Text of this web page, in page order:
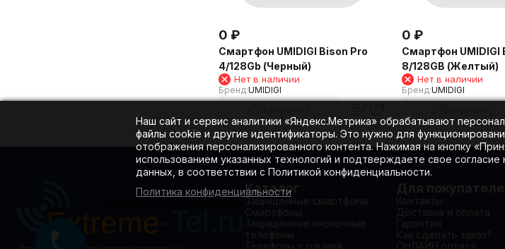
0 ₽
Смартфон UMIDIGI Bison Pro
4/128Gb (Черный)
Нет в наличии
Бренд:UMIDIGI
0 ₽
Смартфон UMIDIGI
8/128GB (Желтый)
Нет в наличии
Бренд:UMIDIGI
Каталог
Защищенные смартфоны
Наш сайт и сервис аналитики «Яндекс.Метрика» обрабатывают
файлы cookie и другие идентификаторы. Это нужно для
отображения персонализированного контента. Нажимая на кнопку
использованием указанных технологий и подтверждаете свое
данных, в соответствии с Политикой конфиденциальности.
Политика конфиденциальности